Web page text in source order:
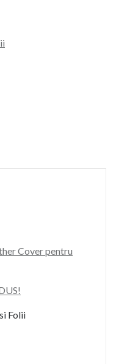
Cover pentru
Folii